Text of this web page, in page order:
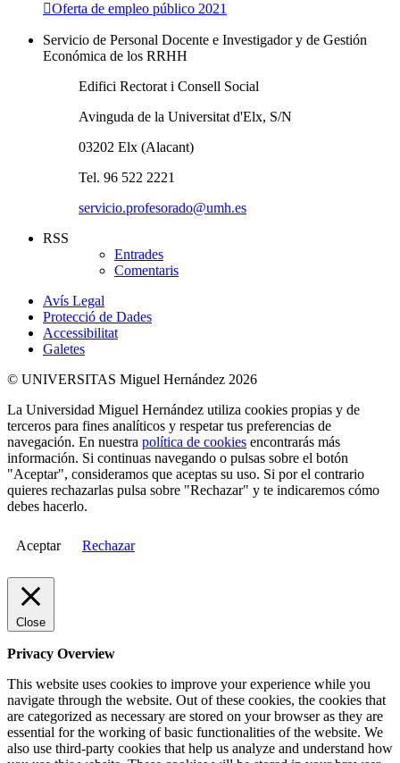
Oferta de empleo público 2021
Servicio de Personal Docente e Investigador y de Gestión
Económica de los RRHH
Edifici Rectorat i Consell Social
Avinguda de la Universitat d'Elx, S/N
03202 Elx (Alacant)
Tel. 96 522 2221
servicio.profesorado@umh.es
RSS
Entrades
Comentaris
Avís Legal
Protecció de Dades
Accessibilitat
Galetes
© UNIVERSITAS Miguel Hernández 2026
La Universidad Miguel Hernández utiliza cookies propias y de
terceros para fines analíticos y respetar tus preferencias de
navegación. En nuestra política de cookies encontrarás más
información. Si continuas navegando o pulsas sobre el botón
"Aceptar", consideramos que aceptas su uso. Si por el contrario
quieres rechazarlas pulsa sobre "Rechazar" y te indicaremos cómo
debes hacerlo.
Aceptar Rechazar
Close
Privacy Overview
This website uses cookies to improve your experience while you
navigate through the website. Out of these cookies, the cookies that
are categorized as necessary are stored on your browser as they are
essential for the working of basic functionalities of the website. We
also use third-party cookies that help us analyze and understand how